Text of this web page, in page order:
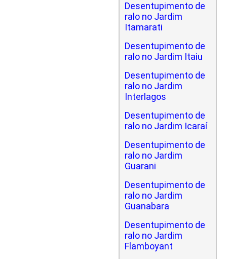
Desentupimento de
ralo no Jardim
Itamarati
Desentupimento de
ralo no Jardim Itaiu
Desentupimento de
ralo no Jardim
Interlagos
Desentupimento de
ralo no Jardim Icaraí
Desentupimento de
ralo no Jardim
Guarani
Desentupimento de
ralo no Jardim
Guanabara
Desentupimento de
ralo no Jardim
Flamboyant